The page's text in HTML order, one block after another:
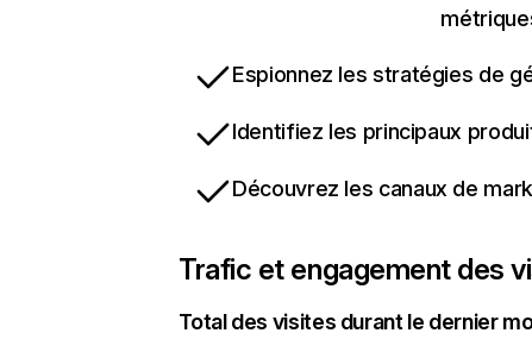
Espionnez les stratégies de
Identifiez les principaux
Découvrez les canaux de
Trafic et engagement des
Total des visites durant le dernier